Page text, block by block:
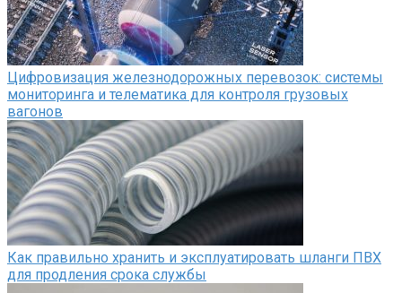
Цифровизация железнодорожных перевозок: системы
мониторинга и телематика для контроля грузовых
вагонов
Как правильно хранить и эксплуатировать шланги ПВХ
для продления срока службы